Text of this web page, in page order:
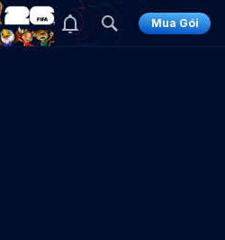
Mua Gói